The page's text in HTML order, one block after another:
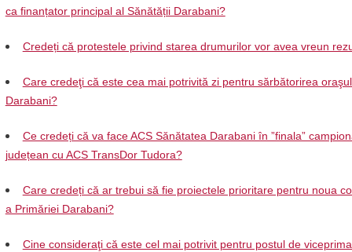
ca finanțator principal al Sănătății Darabani?
Credeți că protestele privind starea drumurilor vor avea vreun
Care credeţi că este cea mai potrivită zi pentru sărbătorirea
Darabani?
Ce credeți că va face ACS Sănătatea Darabani în ”finala”
județean cu ACS TransDor Tudora?
Care credeți că ar trebui să fie proiectele prioritare pentru noua
a Primăriei Darabani?
Cine consideraţi că este cel mai potrivit pentru postul de